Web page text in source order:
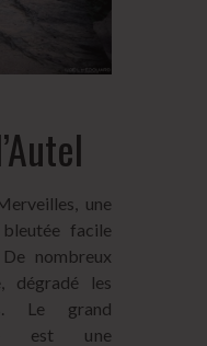
une
facile
nombreux
dégradé les
Le grand
est une